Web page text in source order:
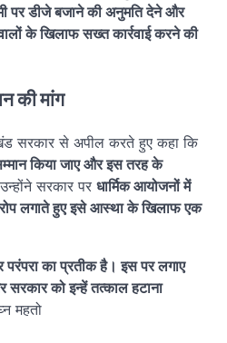
पर डीजे बजाने की अनुमति देने और
के खिलाफ सख्त कार्रवाई करने की
की मांग
सरकार से अपील करते हुए कहा कि
किया जाए और इस तरह के
उन्होंने सरकार पर धार्मिक आयोजनों में
लगाते हुए इसे आस्था के खिलाफ एक
परंपरा का प्रतीक है। इस पर लगाए
सरकार को इन्हें तत्काल हटाना
महतो